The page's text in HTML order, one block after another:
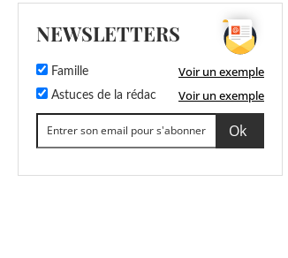
NEWSLETTERS
Famille Voir un exemple
Astuces de la rédac Voir un exemple